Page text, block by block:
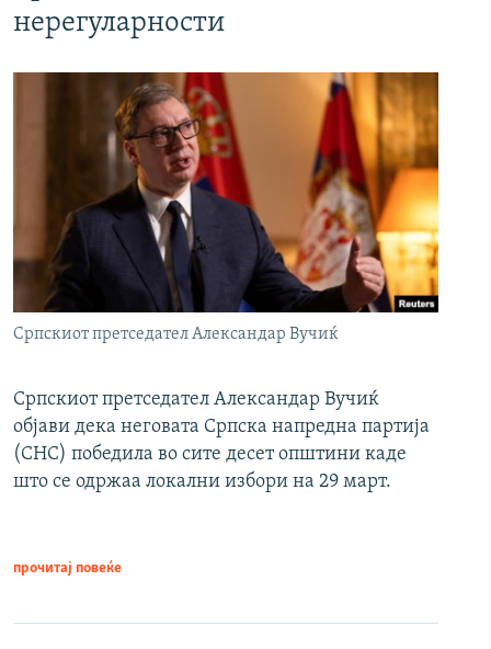
нерегуларности
Српскиот претседател Александар Вучиќ
Српскиот претседател Александар Вучиќ
објави дека неговата Српска напредна партија
(СНС) победила во сите десет општини каде
што се одржаа локални избори на 29 март.
прочитај повеќе